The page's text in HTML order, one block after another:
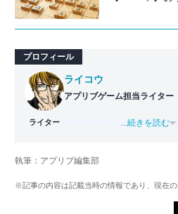
プロフィール
ライター
ライコウ
アプリブゲーム担当ライター
バンタンゲームアカデミー 出
ゲームだけでも1,000本以上
くして面白さを引き出し、人
...続きを読む
執筆：アプリブ編集部
※記事の内容は記載当時の情報であり、現在の